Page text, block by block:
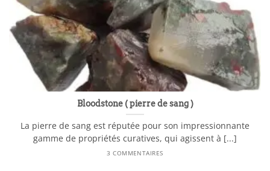
Bloodstone ( pierre de sang )
La pierre de sang est réputée pour son impressionnante
gamme de propriétés curatives, qui agissent à [...]
3 COMMENTAIRES